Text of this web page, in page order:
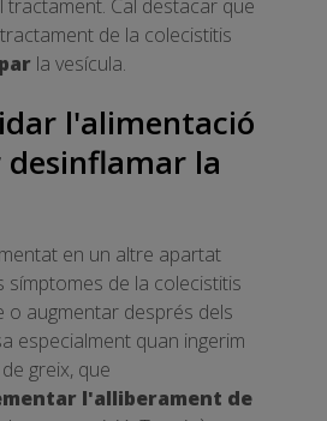
tractament. Cal destacar que
de la colecistitis
la vesícula.
l'alimentació
desinflamar la
en un altre apartat
símptomes de la colecistitis
o augmentar després dels
especialment quan ingerim
greix, que
l'alliberament de